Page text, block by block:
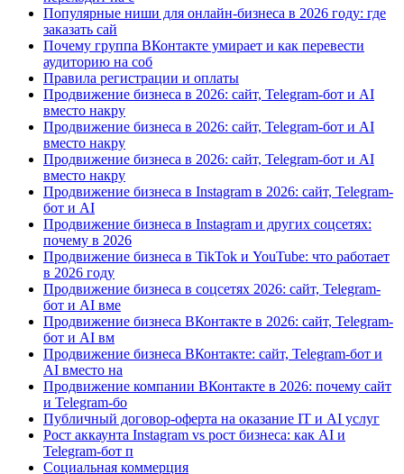
Популярные ниши для онлайн-бизнеса в 2026 году: где
заказать сай
Почему группа ВКонтакте умирает и как перевести
аудиторию на соб
Правила регистрации и оплаты
Продвижение бизнеса в 2026: сайт, Telegram-бот и AI
вместо накру
Продвижение бизнеса в 2026: сайт, Telegram-бот и AI
вместо накру
Продвижение бизнеса в 2026: сайт, Telegram-бот и AI
вместо накру
Продвижение бизнеса в Instagram в 2026: сайт, Telegram-
бот и AI
Продвижение бизнеса в Instagram и других соцсетях:
почему в 2026
Продвижение бизнеса в TikTok и YouTube: что работает
в 2026 году
Продвижение бизнеса в соцсетях 2026: сайт, Telegram-
бот и AI вме
Продвижение бизнеса ВКонтакте в 2026: сайт, Telegram-
бот и AI вм
Продвижение бизнеса ВКонтакте: сайт, Telegram-бот и
AI вместо на
Продвижение компании ВКонтакте в 2026: почему сайт
и Telegram-бо
Публичный договор-оферта на оказание IT и AI услуг
Рост аккаунта Instagram vs рост бизнеса: как AI и
Telegram-бот п
Социальная коммерция